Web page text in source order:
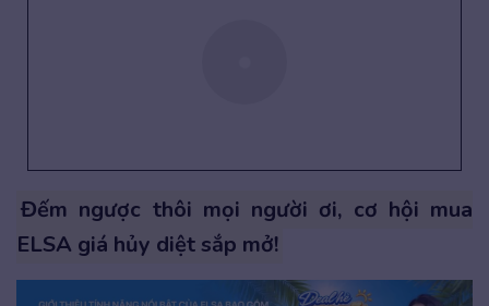
Đếm ngược thôi mọi người ơi, cơ hội mua
ELSA giá hủy diệt sắp mở!